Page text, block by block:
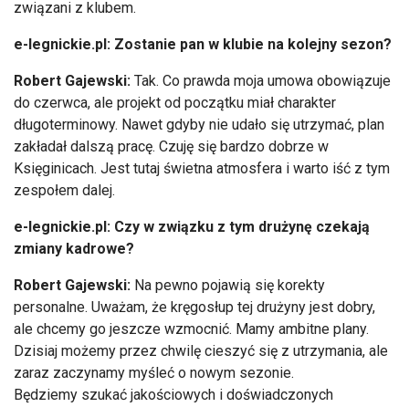
związani z klubem.
e-legnickie.pl: Zostanie pan w klubie na kolejny sezon?
Robert Gajewski: Tak. Co prawda moja umowa obowiązuje
do czerwca, ale projekt od początku miał charakter
długoterminowy. Nawet gdyby nie udało się utrzymać, plan
zakładał dalszą pracę. Czuję się bardzo dobrze w
Księginicach. Jest tutaj świetna atmosfera i warto iść z tym
zespołem dalej.
e-legnickie.pl: Czy w związku z tym drużynę czekają
zmiany kadrowe?
Robert Gajewski: Na pewno pojawią się korekty
personalne. Uważam, że kręgosłup tej drużyny jest dobry,
ale chcemy go jeszcze wzmocnić. Mamy ambitne plany.
Dzisiaj możemy przez chwilę cieszyć się z utrzymania, ale
zaraz zaczynamy myśleć o nowym sezonie.
Będziemy szukać jakościowych i doświadczonych